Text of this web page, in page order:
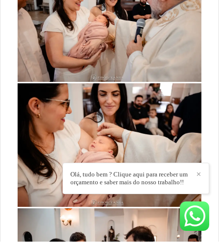
✕
Olá, tudo bem ? Clique aqui para receber um
orçamento e saber mais do nosso trabalho!!